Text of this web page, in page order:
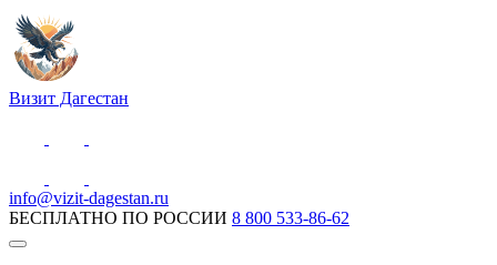
Визит Дагестан
info@vizit-dagestan.ru
БЕСПЛАТНО ПО РОССИИ 8 800 533-86-62